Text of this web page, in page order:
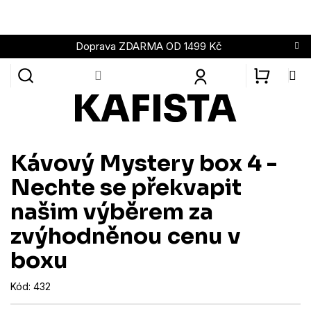
obsah
Doprava ZDARMA OD 1499 Kč
Kávový Mystery box 4 -
Nechte se překvapit
našim výběrem za
zvýhodněnou cenu v
boxu
Kód: 432